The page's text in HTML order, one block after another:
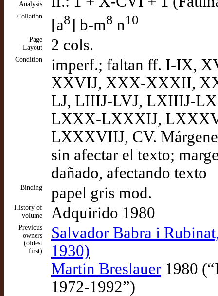
Analysis
Collation [a8] b-m8 n10
Page
Layout
2 cols.
Condition
imperf.; faltan ff. I-IX,
XXVIJ, XXX-XXXII,
LJ, LIIIJ-LVJ, LXIIIJ-
LXXX-LXXXIJ,
LXXXVIIJ, CV.
sin afectar el texto;
dañado, afectando texto
Binding papel gris mod.
History of
volume
Adquirido 1980
Previous
owners
(oldest
first)
Salvador Babra i
1930)
Martin Breslauer 1980
1972-1992”)